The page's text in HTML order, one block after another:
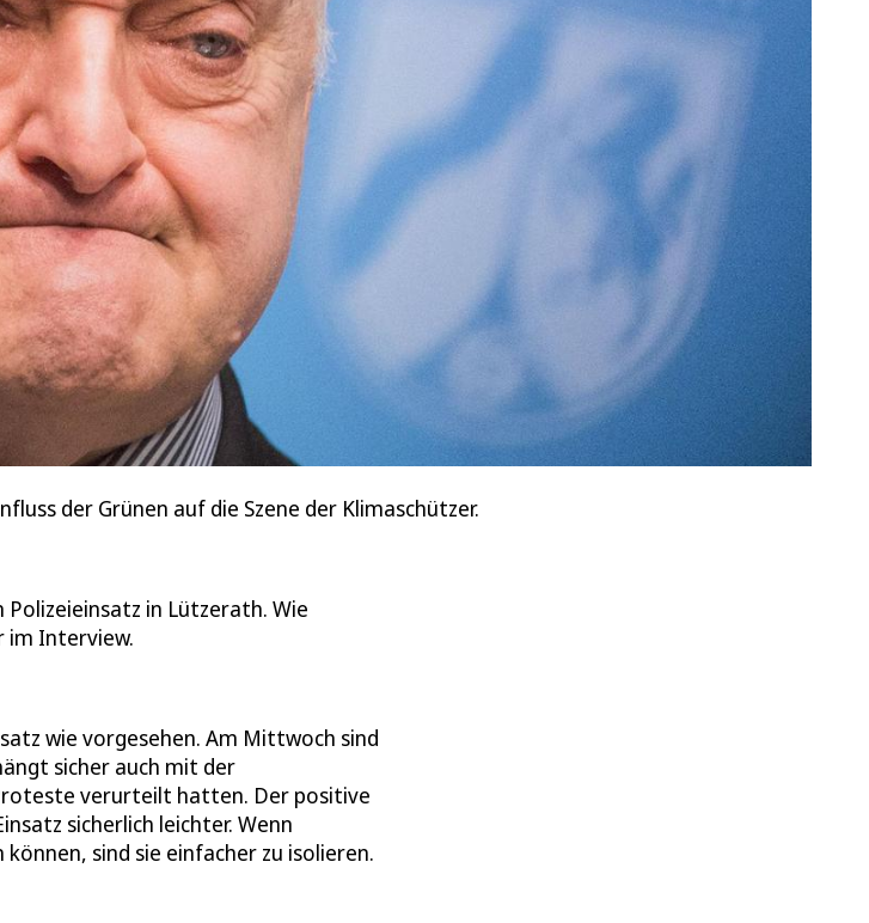
der Grünen auf die Szene der Klimaschützer.
in Lützerath. Wie
im Interview.
wie vorgesehen. Am Mittwoch sind
sicher auch mit der
verurteilt hatten. Der positive
sicherlich leichter. Wenn
sind sie einfacher zu isolieren.